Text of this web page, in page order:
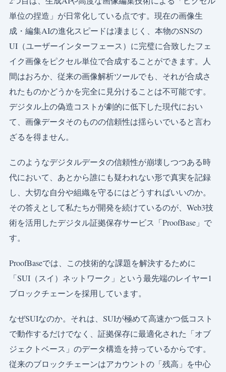
単位の捏造」が日常化している点です。現在の画像生
成・編集AIの進化スピードは凄まじく、本物のSNSの
UI（ユーザーインターフェース）に完璧に合致したフェ
イク画像をピクセル単位で合成することができます。人
間はおろか、従来の画像解析ツールでも、それが合成さ
れたものかどうかを完全に見分けることは不可能です。
デジタル上の偽造コストが劇的に低下した現代におい
て、画像データそのものの信頼性は揺らいでいると言わ
ざるを得ません。
このようなデジタルデータの信頼性が崩壊しつつある時
代において、あとから誰にも疑われない形で真実を記録
し、大切な自分や組織を守るにはどうすればいいのか。
その答えとして私たちが開発を続けているのが、Web3技
術を活用したデジタル証拠保存サービス「ProofBase」で
す。
ProofBaseでは、この技術的な課題を解決するために
「SUI（スイ）ネットワーク」という最先端のレイヤー1
ブロックチェーンを採用しています。
なぜSUIなのか。それは、SUIが極めて高速かつ低コスト
で動作するだけでなく、証拠保存に最適化された「オブ
ジェクトベース」のデータ構造を持っているからです。
従来のブロックチェーンはアカウントの「残高」を中心